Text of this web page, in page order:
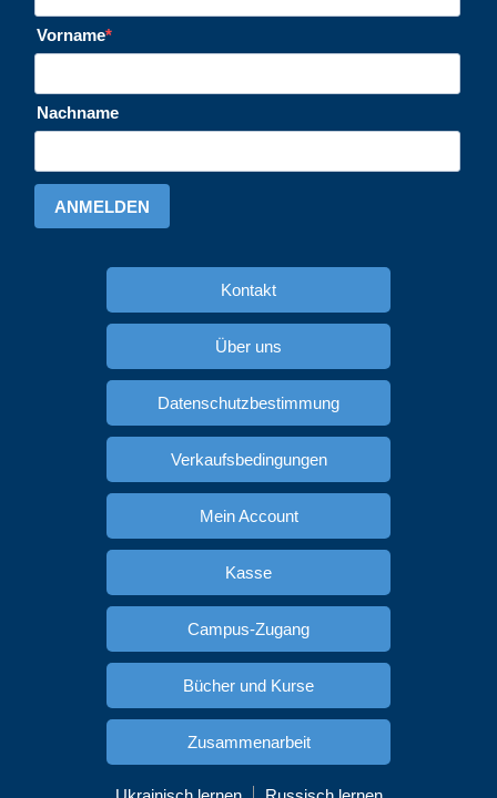
Vorname
Nachname
ANMELDEN
Kontakt
Über uns
Datenschutzbestimmung
Verkaufsbedingungen
Mein Account
Kasse
Campus-Zugang
Bücher und Kurse
Zusammenarbeit